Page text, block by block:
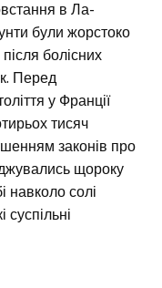
в Ла-
були жорстоко
болісних
Перед
у Франції
тисяч
законів про
щороку
навколо солі